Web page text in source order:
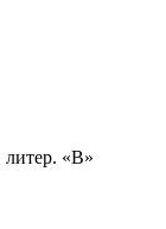
литер. «В»